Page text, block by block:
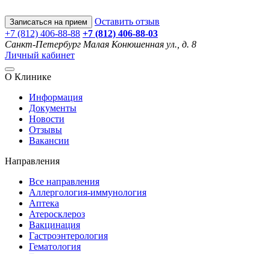
Записаться на прием
Оставить отзыв
+7 (812) 406-88-88 +7 (812) 406-88-03
Санкт-Петербург Малая Конюшенная ул., д. 8
Личный кабинет
О Клинике
Информация
Документы
Новости
Отзывы
Вакансии
Направления
Все направления
Аллергология-иммунология
Аптека
Атеросклероз
Вакцинация
Гастроэнтерология
Гематология